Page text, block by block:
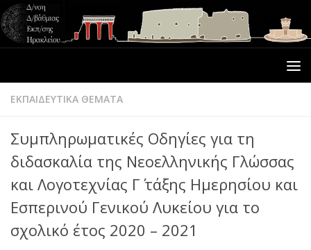
ΕΚΠΑΙΔΕΥΤΙΚΑ ΘΕΜΑΤΑ
Συμπληρωματικές Οδηγίες για τη
διδασκαλία της Νεοελληνικής Γλώσσας
και Λογοτεχνίας Γ΄ τάξης Ημερησίου και
Εσπερινού Γενικού Λυκείου για το
σχολικό έτος 2020 – 2021